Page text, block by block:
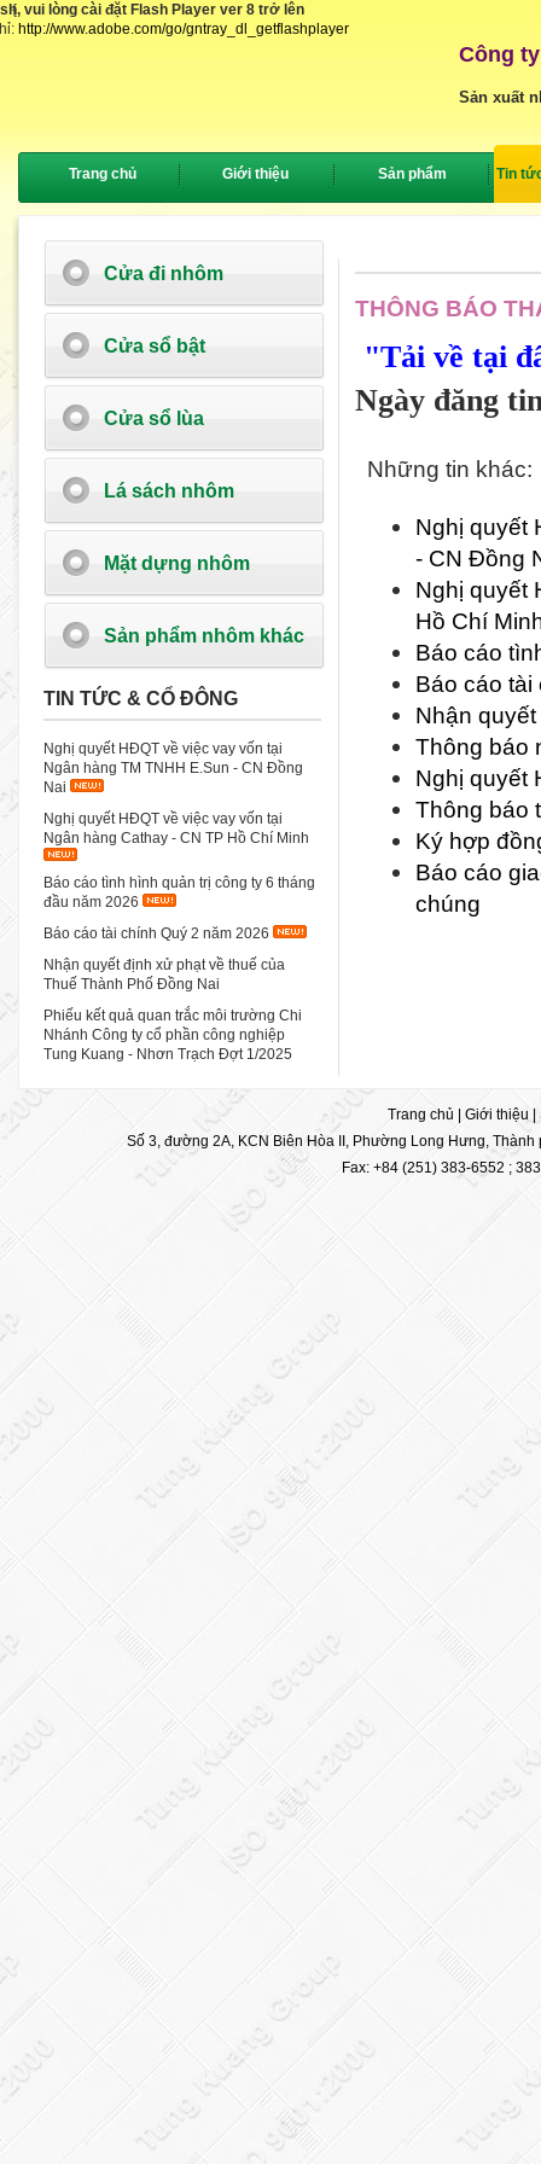
vui lòng cài đặt Flash Player ver 8 trở lên
http://www.adobe.com/go/gntray_dl_getflashplayer
{
Công
Sản xuất
Trang chủ Giới thiệu Sản phẩm Tin
Cửa đi nhôm
Cửa sổ bật
Cửa sổ lùa
Lá sách nhôm
Mặt dựng nhôm
Sản phẩm nhôm khác
TIN TỨC & CỔ ĐÔNG
Nghị quyết HĐQT về việc vay vốn tại
Ngân hàng TM TNHH E.Sun - CN Đồng
Nai
Nghị quyết HĐQT về việc vay vốn tại
Ngân hàng Cathay - CN TP Hồ Chí Minh
Báo cáo tình hình quản trị công ty 6 tháng
đầu năm 2026
Báo cáo tài chính Quý 2 năm 2026
Nhận quyết định xử phạt về thuế của
Thuế Thành Phố Đồng Nai
Phiếu kết quả quan trắc môi trường Chi
Nhánh Công ty cổ phần công nghiệp
Tung Kuang - Nhơn Trạch Đợt 1/2025
THÔNG BÁO
"Tải về tại
Ngày đăng
Những tin khác:
Nghị quyết
- CN Đồng
Nghị quyết
Hồ Chí
Báo cáo
Báo cáo
Nhận
Thông báo
Nghị quyết
Thông báo
Ký hợp
Báo cáo
chúng
Trang chủ Giới thiệu
Số 3, đường 2A, KCN Biên Hòa II, Phường Long Hưng,
Fax: +84 (251) 383-6552 ;